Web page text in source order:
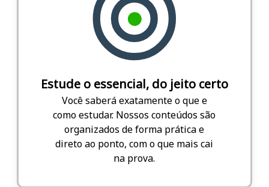
Estude o essencial, do jeito certo
Você saberá exatamente o que e
como estudar. Nossos conteúdos são
organizados de forma prática e
direto ao ponto, com o que mais cai
na prova.